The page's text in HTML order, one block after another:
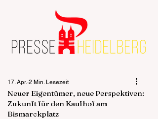
Neuer Eigentümer, neue Perspektiven:
Zukunft für den Kaufhof am
Bismarckplatz
17. Apr. 2 Min. Lesezeit